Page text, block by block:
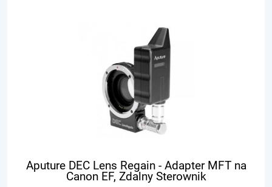
Aputure DEC Lens Regain - Adapter MFT na
Canon EF, Zdalny Sterownik